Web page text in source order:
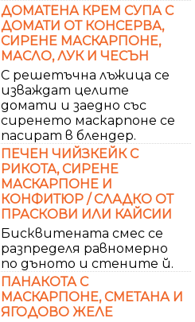
ДОМАТЕНА КРЕМ СУПА С
ДОМАТИ ОТ КОНСЕРВА,
СИРЕНЕ МАСКАРПОНЕ,
МАСЛО, ЛУК И ЧЕСЪН
С решетъчна лъжица се
изваждат целите
домати и заедно със
сиренето маскарпоне се
пасират в блендер.
ПЕЧЕН ЧИЙЗКЕЙК С
РИКОТА, СИРЕНЕ
МАСКАРПОНЕ И
КОНФИТЮР / СЛАДКО ОТ
ПРАСКОВИ ИЛИ КАЙСИИ
Бисквитената смес се
разпределя равномерно
по дъното и стените й.
ПАНАКОТА С
МАСКАРПОНЕ, СМЕТАНА И
ЯГОДОВО ЖЕЛЕ